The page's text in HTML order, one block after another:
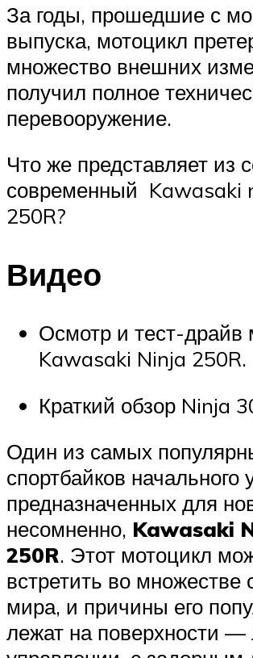
За годы, прошедшие с
выпуска, мотоцикл
множество внешних
получил полное
перевооружение.
Что же представляет из
современный Kawasaki
250R?
Видео
Осмотр и тест-драйв
Kawasaki Ninja 250R.
Краткий обзор Ninja
Один из самых
спортбайков начального
предназначенных для
несомненно, Kawasaki
250R. Этот мотоцикл
встретить во множестве
мира, и причины его
лежат на поверхности —